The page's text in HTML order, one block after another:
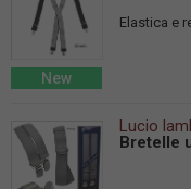
New
Elastica e
Lucio
Bretelle